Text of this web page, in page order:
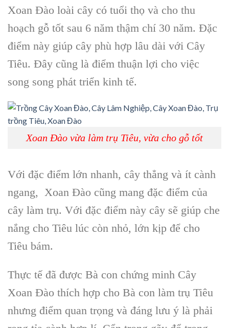
Xoan Đào loài cây có tuổi thọ và cho thu
hoạch gỗ tốt sau 6 năm thậm chí 30 năm. Đặc
điểm này giúp cây phù hợp lâu dài với Cây
Tiêu. Đây cũng là điểm thuận lợi cho việc
song song phát triển kinh tế.
Xoan Đào vừa làm trụ Tiêu, vừa cho gỗ tốt
Với đặc điểm lớn nhanh, cây thẳng và ít cành
ngang, Xoan Đào cũng mang đặc điểm của
cây làm trụ. Với đặc điểm này cây sẽ giúp che
nắng cho Tiêu lúc còn nhỏ, lớn kịp để cho
Tiêu bám.
Thực tế đã được Bà con chứng minh Cây
Xoan Đào thích hợp cho Bà con làm trụ Tiêu
nhưng điểm quan trọng và đáng lưu ý là phải